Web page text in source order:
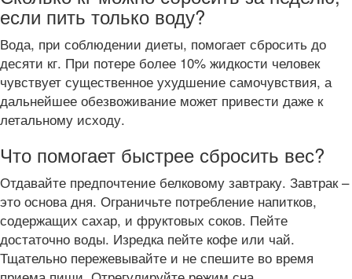
если пить только воду?
Вода, при соблюдении диеты, помогает сбросить до
десяти кг. При потере более 10% жидкости человек
чувствует существенное ухудшение самочувствия, а
дальнейшее обезвоживание может привести даже к
летальному исходу.
Что помогает быстрее сбросить вес?
Отдавайте предпочтение белковому завтраку. Завтрак –
это основа дня. Ограничьте потребление напитков,
содержащих сахар, и фруктовых соков. Пейте
достаточно воды. Изредка пейте кофе или чай.
Тщательно пережевывайте и не спешите во время